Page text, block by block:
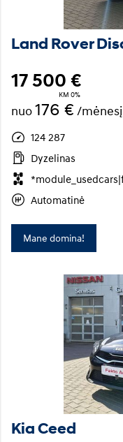
Land Rover
17 500 €
KM 0%
nuo176 € /mėnesį
124 287
Dyzelinas
Automatinė
Mane domina!
Kia Ceed